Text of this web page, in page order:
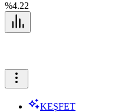
%4.22
KEŞFET